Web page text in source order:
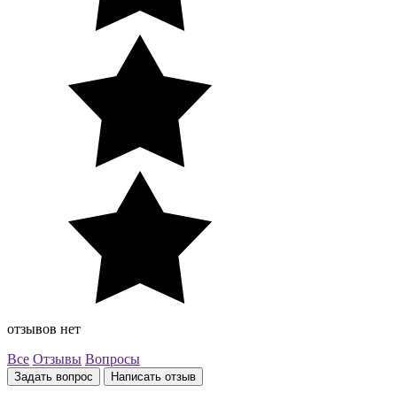
отзывов нет
Все Отзывы Вопросы
Задать вопрос Написать отзыв